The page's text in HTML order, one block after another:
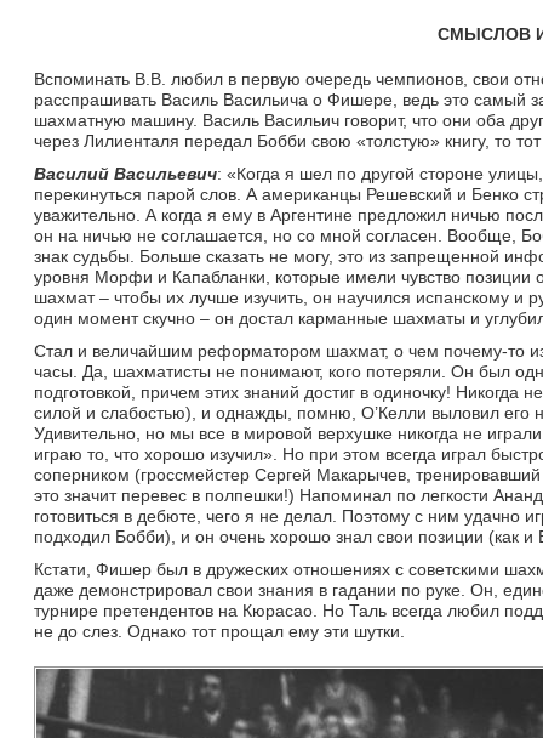
СМЫСЛОВ
Вспоминать В.В. любил в первую очередь чемпионов, свои
расспрашивать Василь Васильича о Фишере, ведь это самый
шахматную машину. Василь Васильич говорит, что они оба
через Лилиенталя передал Бобби свою «толстую» книгу, то
Василий Васильевич: «Когда я шел по другой стороне
перекинуться парой слов. А американцы Решевский и Бенко
уважительно. А когда я ему в Аргентине предложил ничью
он на ничью не соглашается, но со мной согласен. Вообще,
знак судьбы. Больше сказать не могу, это из запрещенной
уровня Морфи и Капабланки, которые имели чувство
шахмат – чтобы их лучше изучить, он научился испанскому и
один момент скучно – он достал карманные шахматы и
Стал и величайшим реформатором шахмат, о чем почему-то
часы. Да, шахматисты не понимают, кого потеряли. Он был
подготовкой, причем этих знаний достиг в одиночку! Никогда
силой и слабостью), и однажды, помню, О’Келли выловил его
Удивительно, но мы все в мировой верхушке никогда не
играю то, что хорошо изучил». Но при этом всегда играл
соперником (гроссмейстер Сергей Макарычев,
это значит перевес в полпешки!) Напоминал по легкости
готовиться в дебюте, чего я не делал. Поэтому с ним удачно
подходил Бобби), и он очень хорошо знал свои позиции (как и
Кстати, Фишер был в дружеских отношениях с советскими
даже демонстрировал свои знания в гадании по руке. Он,
турнире претендентов на Кюрасао. Но Таль всегда любил
не до слез. Однако тот прощал ему эти шутки.